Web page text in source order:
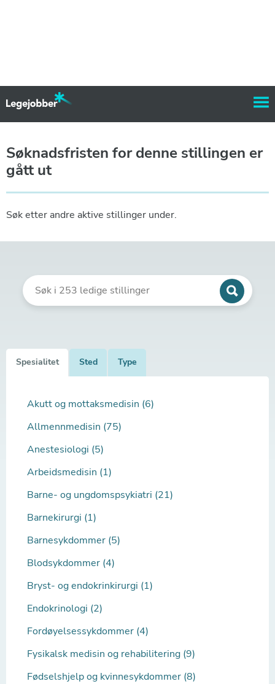
Søknadsfristen for denne stillingen er
gått ut
Søk etter andre aktive stillinger under.
Spesialitet Sted Type
Akutt og mottaksmedisin (6)
Allmennmedisin (75)
Anestesiologi (5)
Arbeidsmedisin (1)
Barne- og ungdomspsykiatri (21)
Barnekirurgi (1)
Barnesykdommer (5)
Blodsykdommer (4)
Bryst- og endokrinkirurgi (1)
Endokrinologi (2)
Fordøyelsessykdommer (4)
Fysikalsk medisin og rehabilitering (9)
Fødselshjelp og kvinnesykdommer (8)